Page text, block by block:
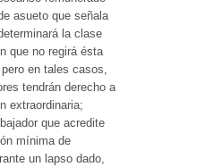
asueto que señala
la clase
que no regirá ésta
en tales casos,
tendrán derecho a
extraordinaria;
que acredite
mínima de
un lapso dado,